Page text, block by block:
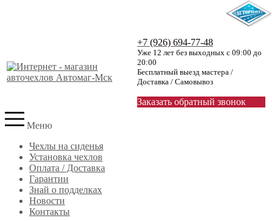
+7 (926) 694-77-48
Уже 12 лет без выходных с 09:00 до
20:00
Бесплатный выезд мастера /
Доставка / Самовывоз
Заказать обратный звонок
Меню
Чехлы на сиденья
Установка чехлов
Оплата / Доставка
Гарантии
Знай о подделках
Новости
Контакты